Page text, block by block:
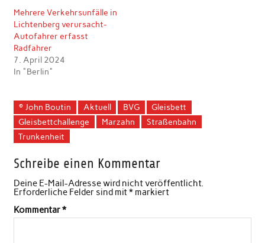
Mehrere Verkehrsunfälle in
Lichtenberg verursacht-
Autofahrer erfasst
Radfahrer
7. April 2024
In "Berlin"
© John Boutin Aktuell BVG
Gleisbett
Gleisbettchallenge
Marzahn
Straßenbahn
Trunkenheit
Schreibe einen Kommentar
Deine E-Mail-Adresse wird nicht veröffentlicht.
Erforderliche Felder sind mit*markiert
Kommentar*